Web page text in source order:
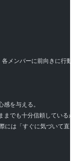
メンバーに前向きに行
を与える。
でも十分信頼している
は「すぐに気づいて直